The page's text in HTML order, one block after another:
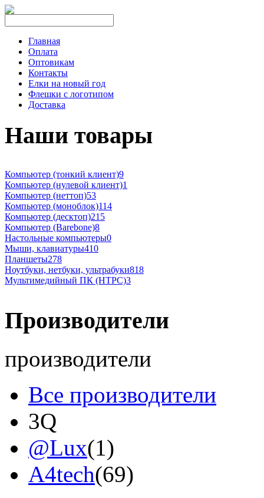
Главная
Оплата
Оптовикам
Контакты
Елки на новый год
Флешки с логотипом
Доставка
Наши товары
Компьютер (тонкий клиент)9
Компьютер (нулевой клиент)1
Компьютер (неттоп)53
Компьютер (моноблок)114
Компьютер (десктоп)215
Компьютер (Barebone)8
Настольные компьютеры0
Мыши, клавиатуры410
Планшеты278
Ноутбуки, нетбуки, ультрабуки818
Мультимедийный ПК (HTPC)3
Производители
производители
Все производители
3Q
@Lux(1)
A4tech(69)